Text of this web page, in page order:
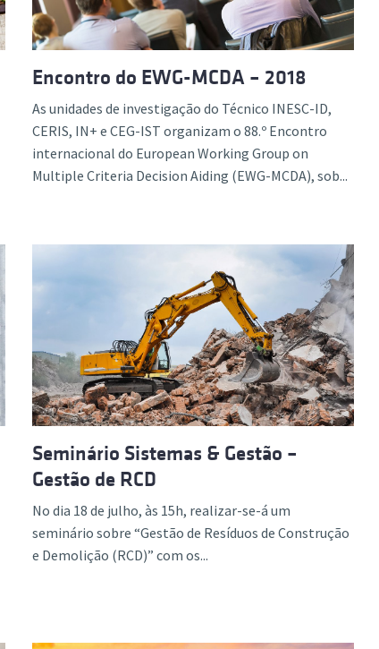
Encontro do EWG-MCDA – 2018
As unidades de investigação do Técnico INESC-ID,
CERIS, IN+ e CEG-IST organizam o 88.º Encontro
internacional do European Working Group on
Multiple Criteria Decision Aiding (EWG-MCDA), sob...
Seminário Sistemas & Gestão –
Gestão de RCD
No dia 18 de julho, às 15h, realizar-se-á um
seminário sobre “Gestão de Resíduos de Construção
e Demolição (RCD)” com os...